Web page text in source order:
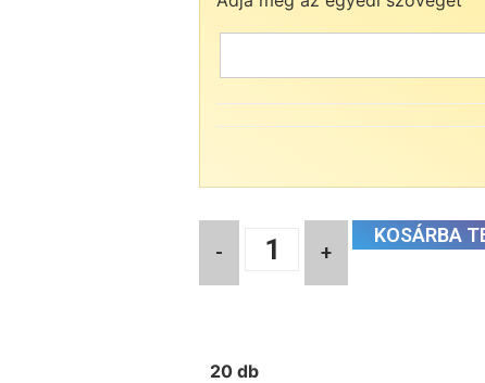
- +
KOSÁRBA
20 db